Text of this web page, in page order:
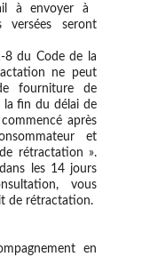
à envoyer à
versées seront
8 du Code de la
ne peut
fourniture de
la fin du délai de
après
et
rétractation ».
les 14 jours
vous
de rétractation.
en